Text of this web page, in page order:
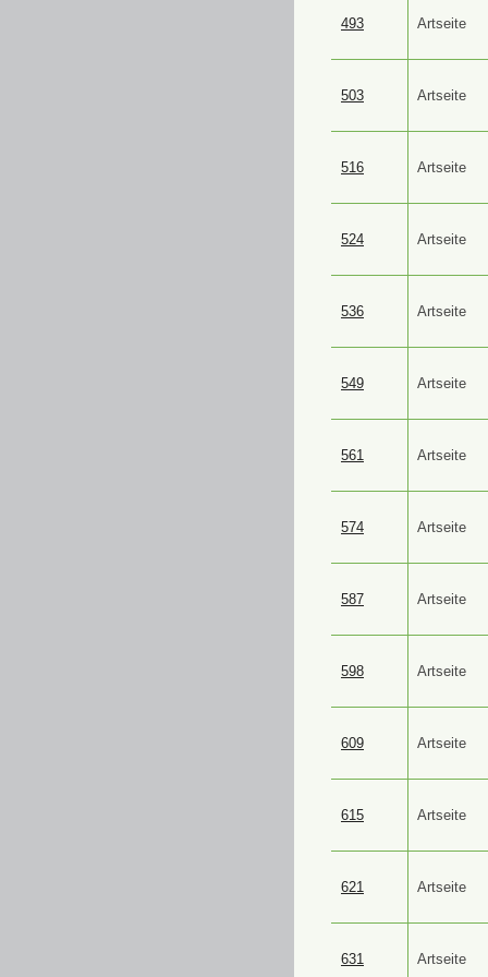
493 Artseite
503 Artseite
516 Artseite
524 Artseite
536 Artseite
549 Artseite
561 Artseite
574 Artseite
587 Artseite
598 Artseite
609 Artseite
615 Artseite
621 Artseite
631 Artseite